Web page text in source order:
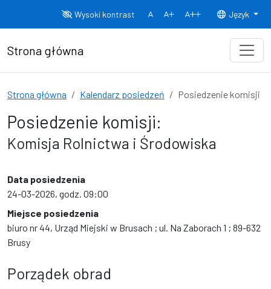
Wysoki kontrast
Normalny rozmiar czcionki
Rozmiar czcionki 150% Rozmiar
Język
Strona główna
Strona główna Kalendarz posiedzeń Posiedzenie komisji
Posiedzenie komisji:
Komisja Rolnictwa i Środowiska
Data posiedzenia
24-03-2026, godz. 09:00
Miejsce posiedzenia
biuro nr 44, Urząd Miejski w Brusach ; ul. Na Zaborach 1 ; 89-632
Brusy
Porządek obrad